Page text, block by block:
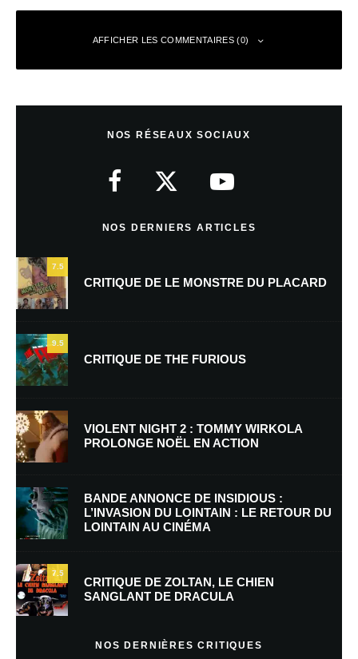
AFFICHER LES COMMENTAIRES (0)
Nom*
E-mail *
Enregistrer mon nom, mon e-mail et mon site dans le navigateur pour
mon prochain commentaire.
Prévenez-moi de tous les nouveaux commentaires par e-mail.
Prévenez-moi de tous les nouveaux articles par e-mail.
NOS RÉSEAUX SOCIAUX
NOS DERNIERS ARTICLES
7.5
CRITIQUE DE LE MONSTRE DU PLACARD
9.5
CRITIQUE DE THE FURIOUS
VIOLENT NIGHT 2 : TOMMY WIRKOLA
PROLONGE NOËL EN ACTION
BANDE ANNONCE DE INSIDIOUS :
L’INVASION DU LOINTAIN : LE RETOUR DU
LOINTAIN AU CINÉMA
7.5
CRITIQUE DE ZOLTAN, LE CHIEN
SANGLANT DE DRACULA
NOS DERNIÈRES CRITIQUES